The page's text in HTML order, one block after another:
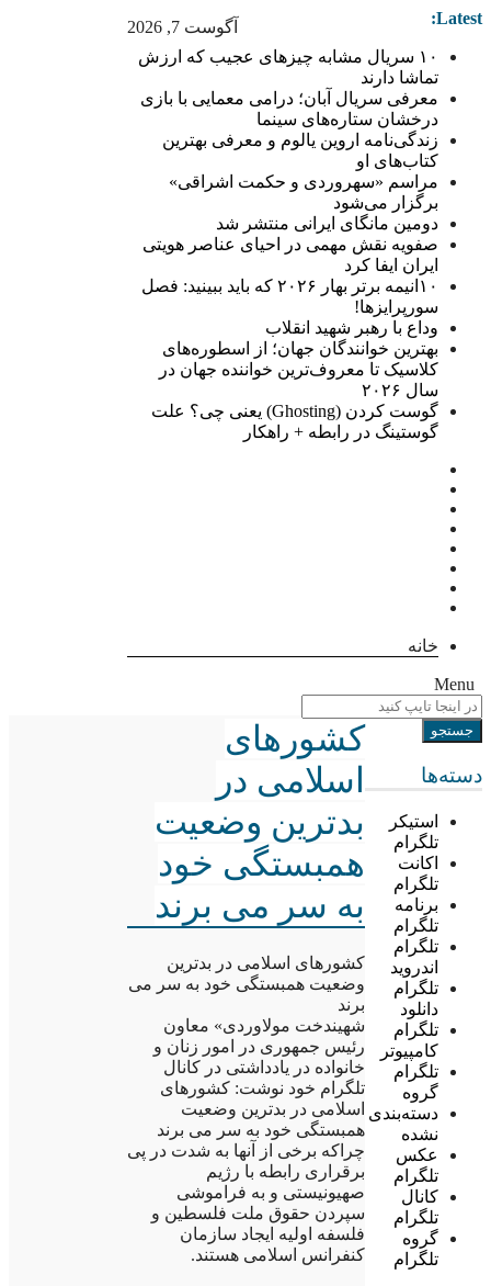
آگوست 7, 2026 Latest:
۱۰ سریال مشابه چیزهای عجیب که ارزش
تماشا دارند
معرفی سریال آبان؛ درامی معمایی با بازی
درخشان ستاره‌های سینما
زندگی‌نامه اروین یالوم و معرفی بهترین
کتاب‌های او
مراسم «سهروردی و حکمت اشراقی»
برگزار می‌شود
دومین مانگای ایرانی منتشر شد
صفویه نقش مهمی در احیای عناصر هویتی
ایران ایفا کرد
۱۰انیمه برتر بهار ۲۰۲۶ که باید ببینید: فصل
سورپرایزها!
وداع با رهبر شهید انقلاب
بهترین خوانندگان جهان؛ از اسطوره‌های
کلاسیک تا معروف‌ترین خواننده جهان در
سال ۲۰۲۶
گوست کردن (Ghosting) یعنی چی؟ علت
گوستینگ در رابطه + راهکار
خانه
Menu
دسته‌ها
استیکر
تلگرام
اکانت
تلگرام
برنامه
تلگرام
تلگرام
اندروید
تلگرام
دانلود
تلگرام
کامپیوتر
تلگرام
گروه
دسته‌بندی
نشده
عکس
تلگرام
کانال
تلگرام
گروه
تلگرام
کشورهای
اسلامی در
بدترین وضعیت
همبستگی خود
به سر می برند
کشورهای اسلامی در بدترین
وضعیت همبستگی خود به سر می
برند
شهیندخت مولاوردی» معاون
رئیس جمهوری در امور زنان و
خانواده در یادداشتی در کانال
تلگرام خود نوشت: کشورهای
اسلامی در بدترین وضعیت
همبستگی خود به سر می برند
چراکه برخی از آنها به شدت در پی
برقراری رابطه با رژیم
صهیونیستی و به فراموشی
سپردن حقوق ملت فلسطین و
فلسفه اولیه ایجاد سازمان
کنفرانس اسلامی هستند.